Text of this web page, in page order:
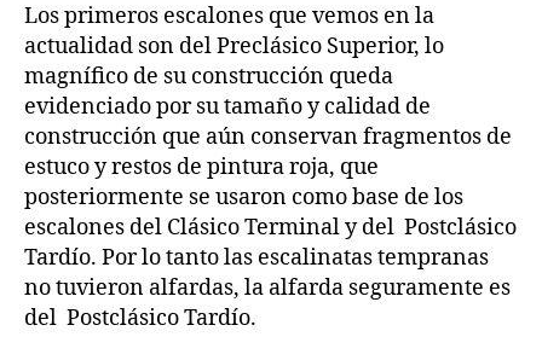
Los primeros escalones que vemos en la
actualidad son del Preclásico Superior, lo
magnífico de su construcción queda
evidenciado por su tamaño y calidad de
construcción que aún conservan fragmentos de
estuco y restos de pintura roja, que
posteriormente se usaron como base de los
escalones del Clásico Terminal y del Postclásico
Tardío. Por lo tanto las escalinatas tempranas
no tuvieron alfardas, la alfarda seguramente es
del Postclásico Tardío.